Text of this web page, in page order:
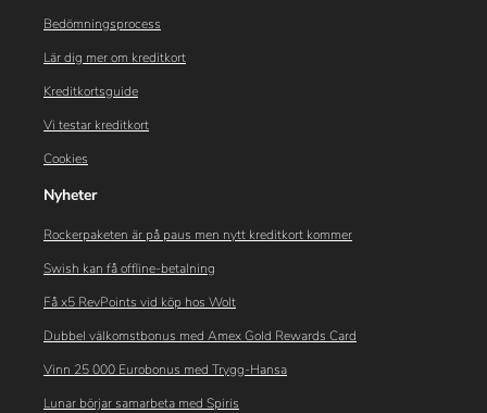
Bedömningsprocess
Lär dig mer om kreditkort
Kreditkortsguide
Vi testar kreditkort
Cookies
Nyheter
Rockerpaketen är på paus men nytt kreditkort kommer
Swish kan få offline-betalning
Få x5 RevPoints vid köp hos Wolt
Dubbel välkomstbonus med Amex Gold Rewards Card
Vinn 25 000 Eurobonus med Trygg-Hansa
Lunar börjar samarbeta med Spiris